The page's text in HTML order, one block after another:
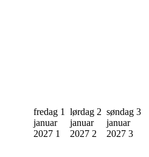
fredag 1
januar
2027 1
lørdag 2
januar
2027 2
søndag 3
januar
2027 3